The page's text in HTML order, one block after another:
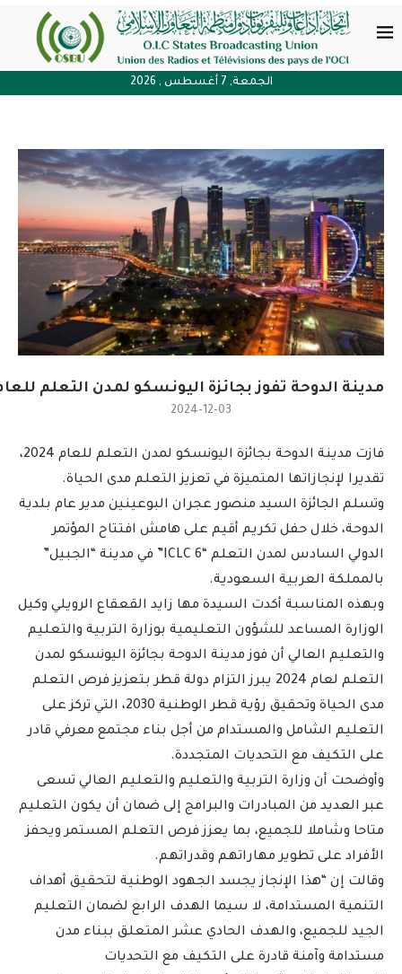
الجمعة, 7 أغسطس , 2026
مدينة الدوحة تفوز بجائزة اليونسكو لمدن التعلم للعام
2024-12-03
فازت مدينة الدوحة بجائزة اليونسكو لمدن التعلم للعام 2024،
تقديرا لإنجازاتها المتميزة في تعزيز التعلم مدى الحياة.
وتسلم الجائزة السيد منصور عجران البوعينين مدير عام بلدية
الدوحة، خلال حفل تكريم أقيم على هامش افتتاح المؤتمر
الدولي السادس لمدن التعلم “ICLC 6” في مدينة “الجبيل”
بالمملكة العربية السعودية.
وبهذه المناسبة أكدت السيدة مها زايد القعقاع الرويلي وكيل
الوزارة المساعد للشؤون التعليمية بوزارة التربية والتعليم
والتعليم العالي أن فوز مدينة الدوحة بجائزة اليونسكو لمدن
التعلم لعام 2024 يبرز التزام دولة قطر بتعزيز فرص التعلم
مدى الحياة وتحقيق رؤية قطر الوطنية 2030، التي تركز على
التعليم الشامل والمستدام من أجل بناء مجتمع معرفي قادر
على التكيف مع التحديات المتجددة.
وأوضحت أن وزارة التربية والتعليم والتعليم العالي تسعى
عبر العديد من المبادرات والبرامج إلى ضمان أن يكون التعليم
متاحا وشاملا للجميع، بما يعزز فرص التعلم المستمر ويحفز
الأفراد على تطوير مهاراتهم وقدراتهم.
وقالت إن “هذا الإنجاز يجسد الجهود الوطنية لتحقيق أهداف
التنمية المستدامة، لا سيما الهدف الرابع لضمان التعليم
الجيد للجميع، والهدف الحادي عشر المتعلق ببناء مدن
مستدامة وآمنة قادرة على التكيف مع التحديات